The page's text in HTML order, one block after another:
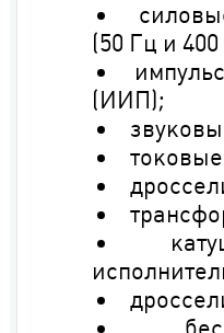
(50 Гц и
(ИИП);